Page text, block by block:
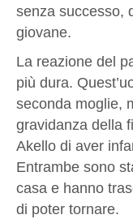
senza successo,
giovane.
La reazione del
più dura.
seconda moglie,
gravidanza della
Akello di aver
Entrambe sono
casa e hanno
di poter tornare.